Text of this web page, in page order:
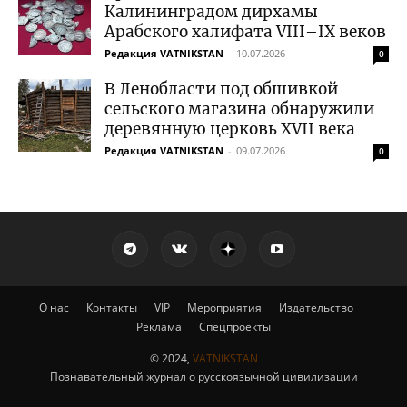
Калининградом дирхамы
Арабского халифата VIII–IX веков
Редакция VATNIKSTAN - 10.07.2026 0
В Ленобласти под обшивкой
сельского магазина обнаружили
деревянную церковь XVII века
Редакция VATNIKSTAN - 09.07.2026 0
О нас Контакты VIP Мероприятия
Издательство
Реклама
Спецпроекты
© 2024, VATNIKSTAN
Познавательный журнал о русскоязычной цивилизации